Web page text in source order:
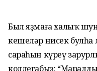
Был яҙмаға халыҡ
кешеләр нисек
сараһын күреү
коллегабыҙ: